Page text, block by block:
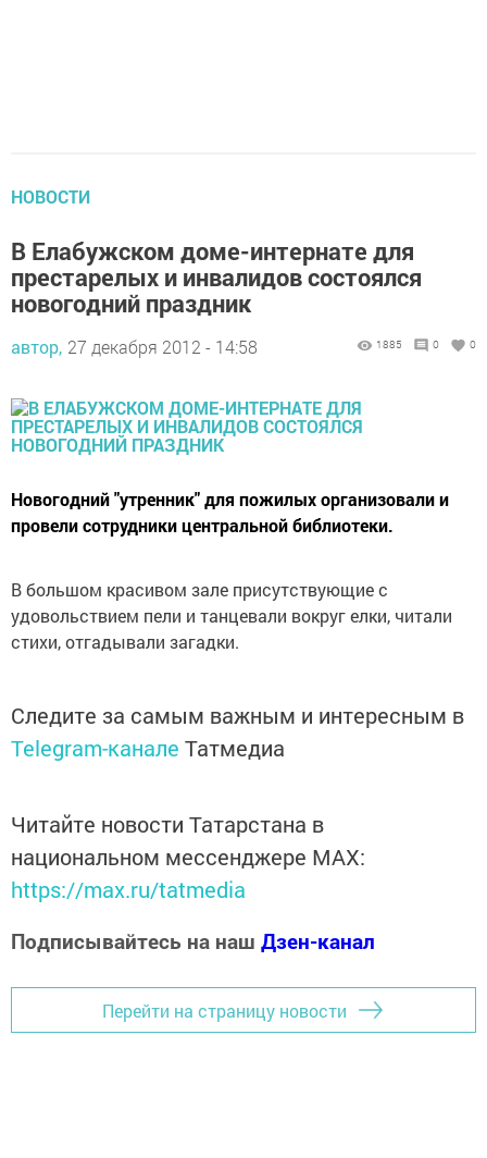
НОВОСТИ
В Елабужском доме-интернате для
престарелых и инвалидов состоялся
новогодний праздник
автор, 27 декабря 2012 - 14:58 1885 0 0
Новогодний "утренник" для пожилых организовали и
провели сотрудники центральной библиотеки.
В большом красивом зале присутствующие с
удовольствием пели и танцевали вокруг елки, читали
стихи, отгадывали загадки.
Следите за самым важным и интересным в
Telegram-канале Татмедиа
Читайте новости Татарстана в
национальном мессенджере MАХ:
https://max.ru/tatmedia
Подписывайтесь на наш Дзен-канал
Перейти на страницу новости